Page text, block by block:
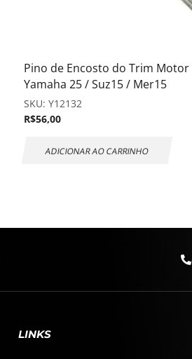
Pino de Encosto do Trim Motor
Yamaha 25 / Suz15 / Mer15
SKU: Y12132
R$56,00
ADICIONAR AO CARRINHO
LINKS